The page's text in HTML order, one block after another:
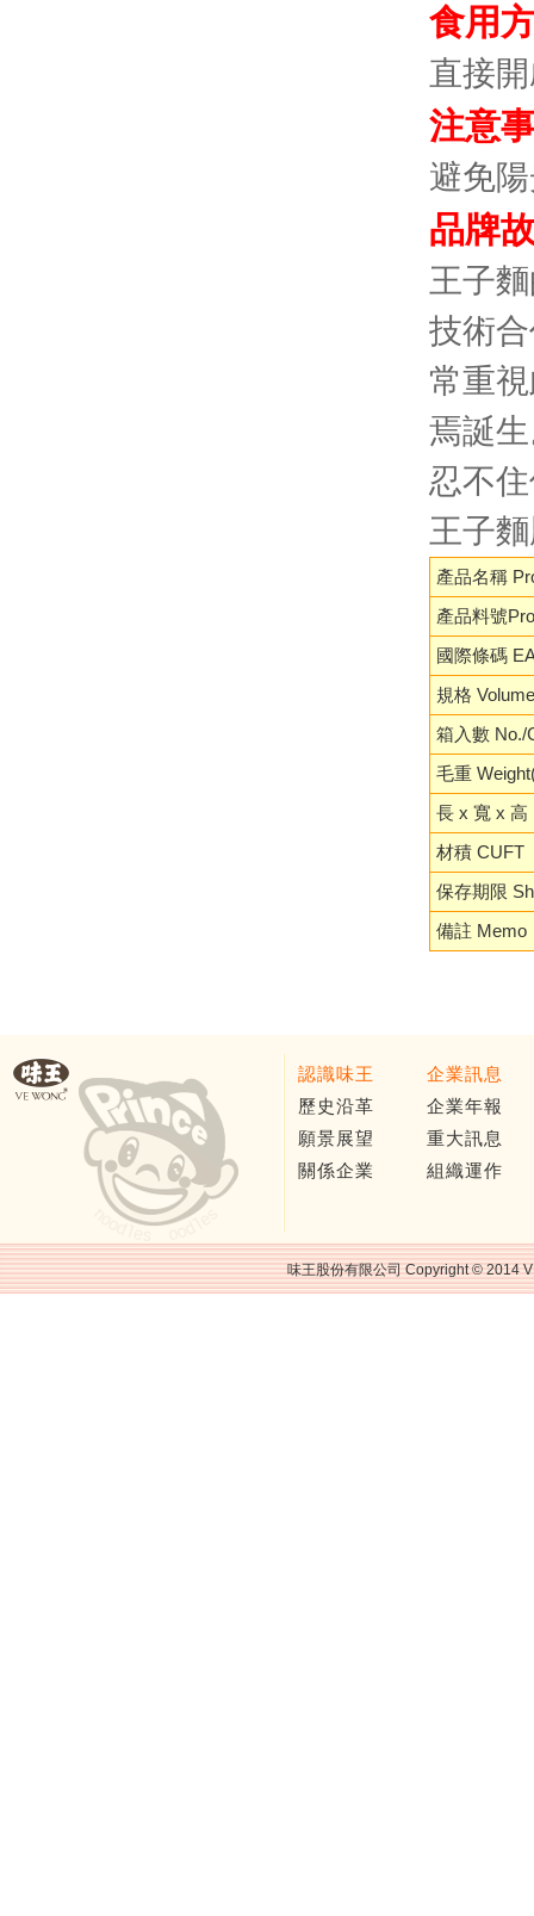
食用
直接
注意
避免
品牌
王子
技術
常重
焉誕
忍不
王子
產品名稱
產品料號
國際條碼
規格 Volume
箱入數 No./
毛重
長 x 寬 x 高
材積 CUFT
保存期限
備註 Memo
認識味王
歷史沿革
願景展望
關係企業
企業訊息
企業年報
重大訊息
組織運作
味王股份有限公司 Copyright © 2014